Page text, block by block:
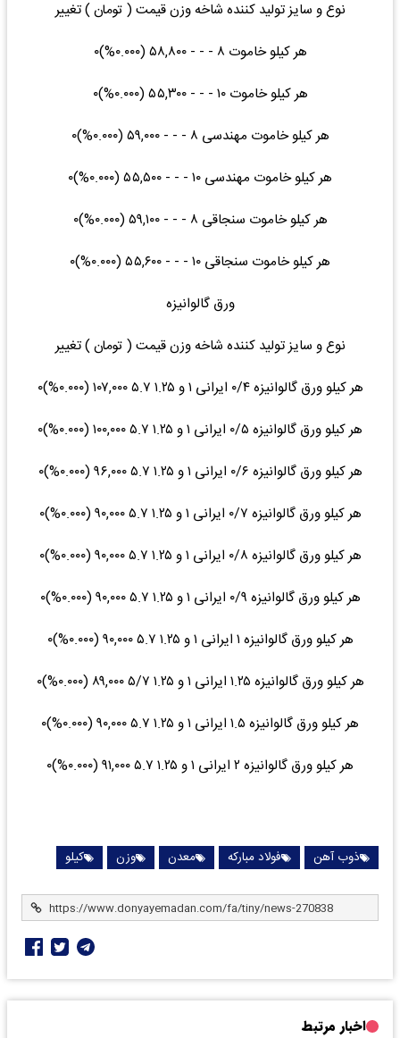
نوع و سایز تولید کننده شاخه وزن قیمت ( تومان ) تغییر
هر کیلو خاموت ۸ - - - ۵۸,۸۰۰ (۰.۰۰۰%)۰
هر کیلو خاموت ۱۰ - - - ۵۵,۳۰۰ (۰.۰۰۰%)۰
هر کیلو خاموت مهندسی ۸ - - - ۵۹,۰۰۰ (۰.۰۰۰%)۰
هر کیلو خاموت مهندسی ۱۰ - - - ۵۵,۵۰۰ (۰.۰۰۰%)۰
هر کیلو خاموت سنجاقی ۸ - - - ۵۹,۱۰۰ (۰.۰۰۰%)۰
هر کیلو خاموت سنجاقی ۱۰ - - - ۵۵,۶۰۰ (۰.۰۰۰%)۰
ورق گالوانیزه
نوع و سایز تولید کننده شاخه وزن قیمت ( تومان ) تغییر
هر کیلو ورق گالوانیزه ۰/۴ ایرانی ۱ و ۱.۲۵ ۵.۷ ۱۰۷,۰۰۰ (۰.۰۰۰%)۰
هر کیلو ورق گالوانیزه ۰/۵ ایرانی ۱ و ۱.۲۵ ۵.۷ ۱۰۰,۰۰۰ (۰.۰۰۰%)۰
هر کیلو ورق گالوانیزه ۰/۶ ایرانی ۱ و ۱.۲۵ ۵.۷ ۹۶,۰۰۰ (۰.۰۰۰%)۰
هر کیلو ورق گالوانیزه ۰/۷ ایرانی ۱ و ۱.۲۵ ۵.۷ ۹۰,۰۰۰ (۰.۰۰۰%)۰
هر کیلو ورق گالوانیزه ۰/۸ ایرانی ۱ و ۱.۲۵ ۵.۷ ۹۰,۰۰۰ (۰.۰۰۰%)۰
هر کیلو ورق گالوانیزه ۰/۹ ایرانی ۱ و ۱.۲۵ ۵.۷ ۹۰,۰۰۰ (۰.۰۰۰%)۰
هر کیلو ورق گالوانیزه ۱ ایرانی ۱ و ۱.۲۵ ۵.۷ ۹۰,۰۰۰ (۰.۰۰۰%)۰
هر کیلو ورق گالوانیزه ۱.۲۵ ایرانی ۱ و ۱.۲۵ ۵/۷ ۸۹,۰۰۰ (۰.۰۰۰%)۰
هر کیلو ورق گالوانیزه ۱.۵ ایرانی ۱ و ۱.۲۵ ۵.۷ ۹۰,۰۰۰ (۰.۰۰۰%)۰
هر کیلو ورق گالوانیزه ۲ ایرانی ۱ و ۱.۲۵ ۵.۷ ۹۱,۰۰۰ (۰.۰۰۰%)۰
ذوب آهن فولاد مبارکه معدن وزن کیلو
اخبار مرتبط